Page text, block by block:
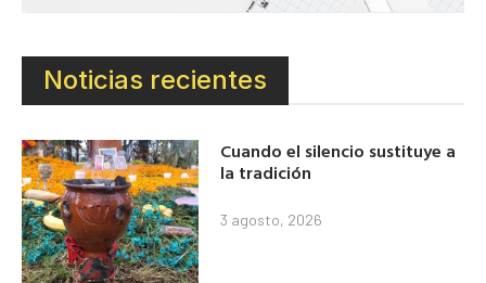
Noticias recientes
Cuando el silencio sustituye a
la tradición
3 agosto, 2026